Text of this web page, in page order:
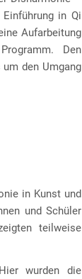
in Qi
Aufarbeitung
Den
den Umgang
in Kunst und
und Schüler
teilweise
wurden die